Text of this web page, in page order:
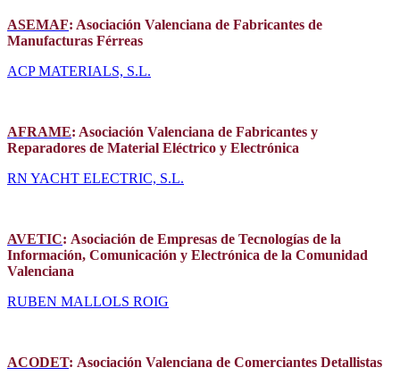
ASEMAF: Asociación Valenciana de Fabricantes de
Manufacturas Férreas
ACP MATERIALS, S.L.
AFRAME: Asociación Valenciana de Fabricantes y
Reparadores de Material Eléctrico y Electrónica
RN YACHT ELECTRIC, S.L.
AVETIC: Asociación de Empresas de Tecnologías de la
Información, Comunicación y Electrónica de la Comunidad
Valenciana
RUBEN MALLOLS ROIG
ACODET: Asociación Valenciana de Comerciantes Detallistas